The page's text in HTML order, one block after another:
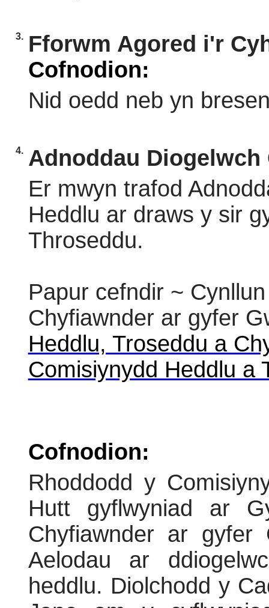
3.
Fforwm Agored i'r
Cofnodion:
Nid oedd neb yn
4. Adnoddau
Er mwyn trafod
Heddlu ar draws y sir
Throseddu.
Papur cefndir ~
Chyfiawnder ar gyfer
Heddlu, Troseddu a
Comisiynydd Heddlu a
Cofnodion:
Rhoddodd y
Hutt gyflwyniad ar
Chyfiawnder ar gyfer
Aelodau ar
heddlu. Diolchodd y